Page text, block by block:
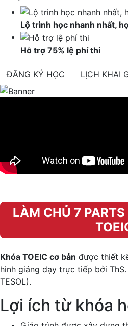
Lộ trình học nhanh nhất,
Hỗ trợ 75% lệ phí thi
ĐĂNG KÝ HỌC LỊCH KHAI
LÀM CHỦ 7
Khóa TOEIC cơ bản được thiết
hình giảng dạy trực tiếp bởi
TESOL).
Lợi ích từ khóa